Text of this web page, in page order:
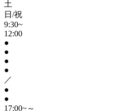
土
日/祝
9:30~
12:00
●
●
●
●
／
●
●
17:00~～